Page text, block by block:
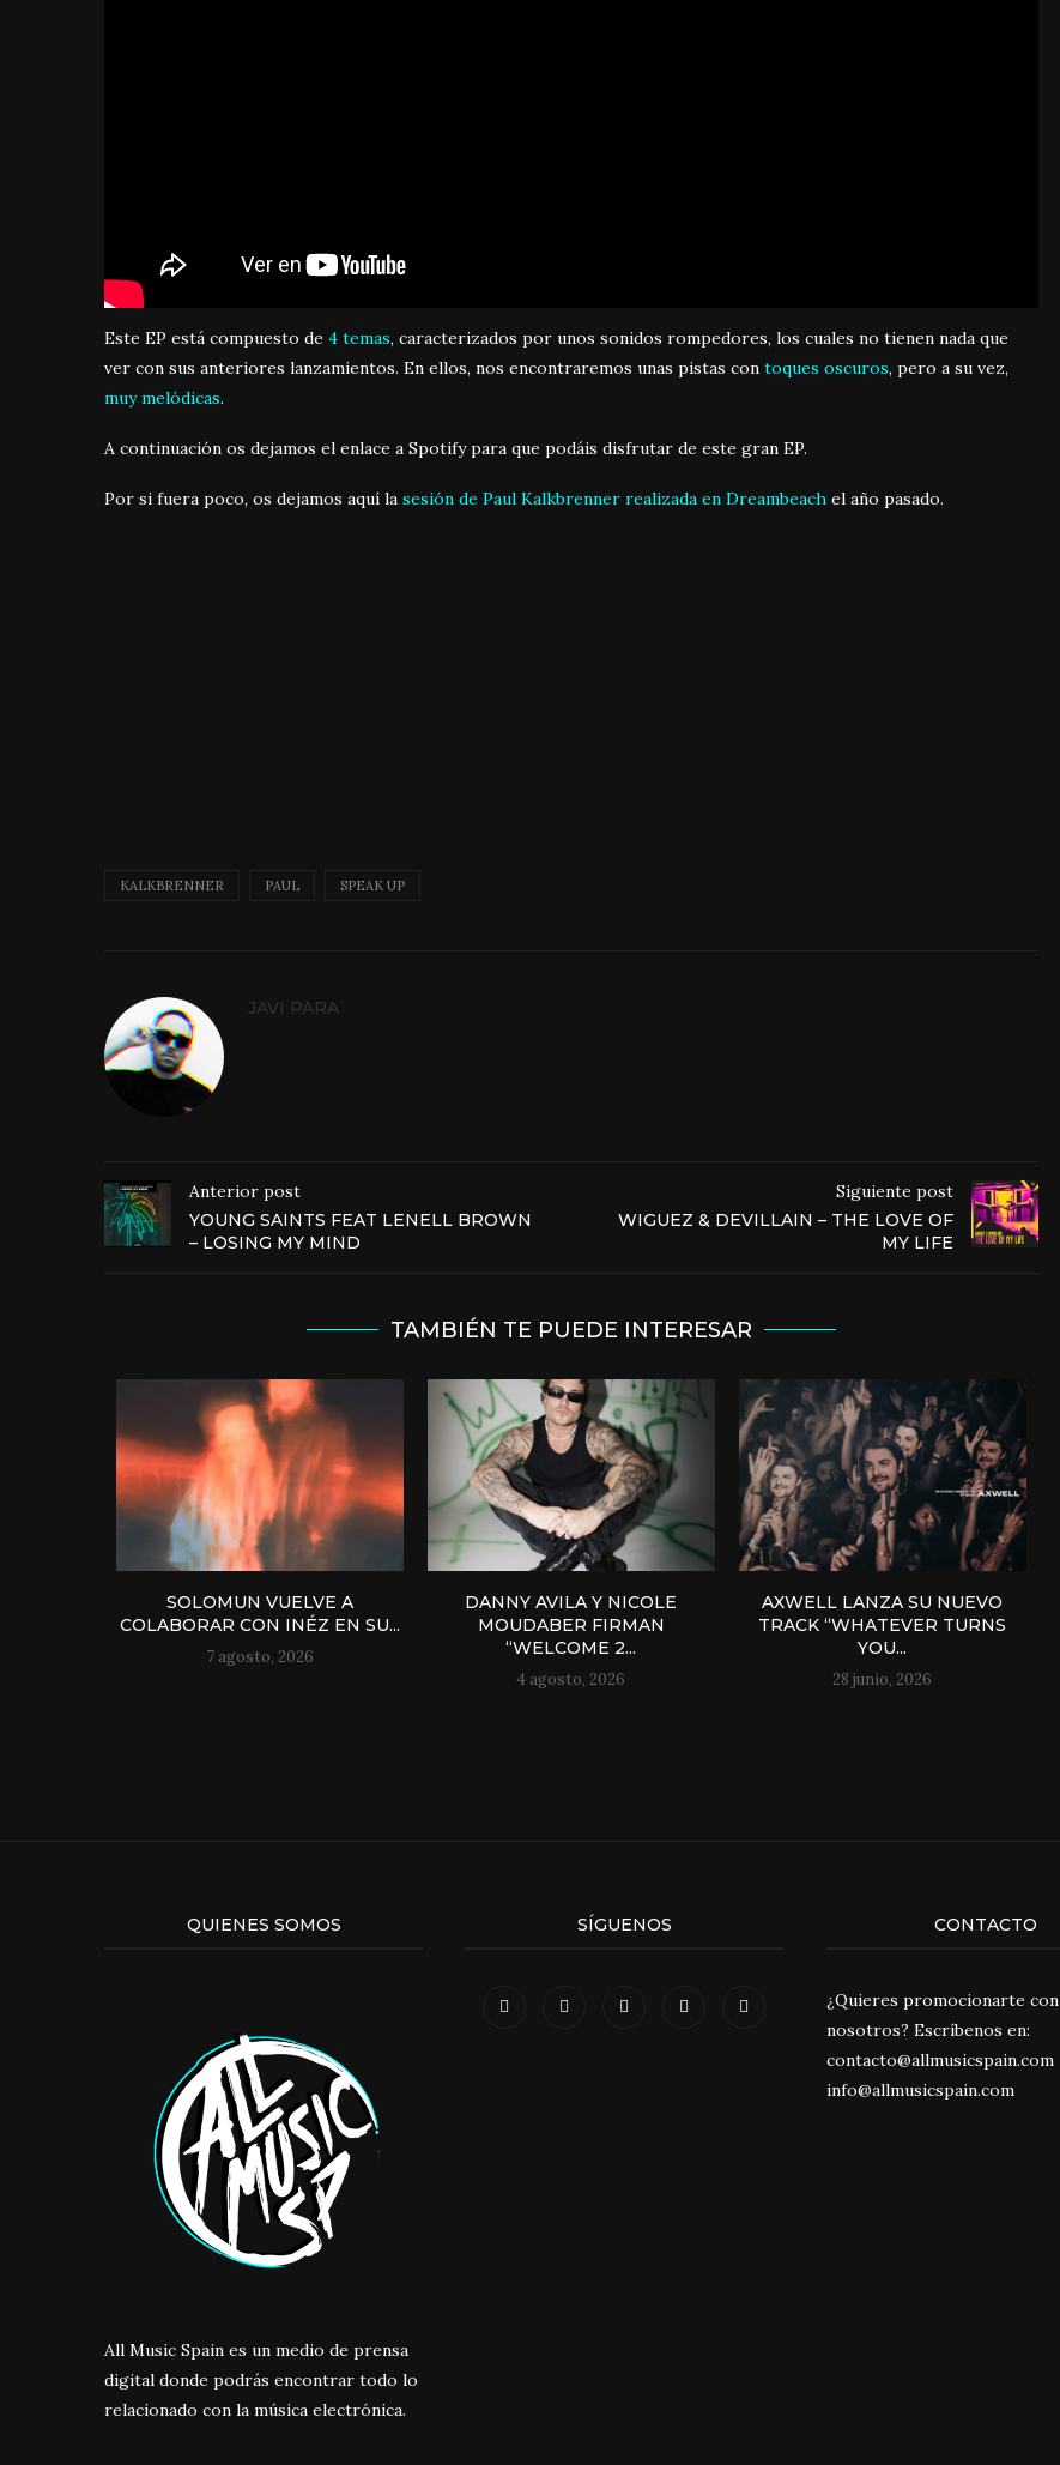
Este EP está compuesto de 4 temas, caracterizados por unos sonidos rompedores, los cuales no tienen nada que
ver con sus anteriores lanzamientos. En ellos, nos encontraremos unas pistas con toques oscuros, pero a su vez,
muy melódicas.
A continuación os dejamos el enlace a Spotify para que podáis disfrutar de este gran EP.
Por si fuera poco, os dejamos aquí la sesión de Paul Kalkbrenner realizada en Dreambeach el año pasado.
KALKBRENNER PAUL SPEAK UP
JAVI PARA
Anterior post
YOUNG SAINTS FEAT LENELL BROWN
– LOSING MY MIND
Siguiente post
WIGUEZ & DEVILLAIN – THE LOVE OF
MY LIFE
TAMBIÉN TE PUEDE INTERESAR
SOLOMUN VUELVE A
COLABORAR CON INÉZ EN SU...
7 agosto, 2026
DANNY AVILA Y NICOLE
MOUDABER FIRMAN
“WELCOME 2...
4 agosto, 2026
AXWELL LANZA SU NUEVO
TRACK “WHATEVER TURNS
YOU...
28 junio, 2026
QUIENES SOMOS
All Music Spain es un medio de prensa
digital donde podrás encontrar todo lo
relacionado con la música electrónica.
SÍGUENOS CONTACTO
¿Quieres promocionarte con
nosotros? Escríbenos en:
contacto@allmusicspain.com
info@allmusicspain.com